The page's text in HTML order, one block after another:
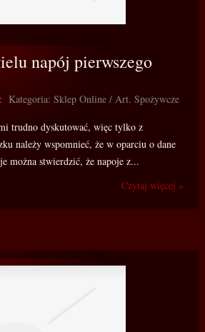
napój pierwszego
Kategoria: Sklep Online / Art. Spożywcze
trudno dyskutować, więc tylko z
należy wspomnieć, że w oparciu o dane
można stwierdzić, że napoje z...
Czytaj więcej »